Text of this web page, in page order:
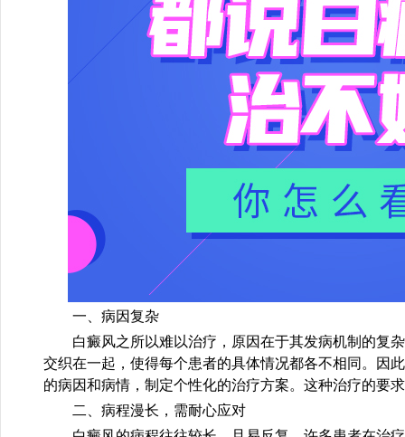
一、病因复杂
白癜风之所以难以治疗，原因在于其发病机制的复杂
交织在一起，使得每个患者的具体情况都各不相同。因
的病因和病情，制定个性化的治疗方案。这种治疗的要
二、病程漫长，需耐心应对